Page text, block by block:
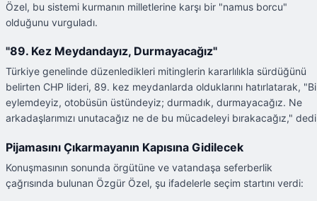
Özel, bu sistemi kurmanın milletlerine karşı bir "namus borcu"
olduğunu vurguladı.
"89. Kez Meydandayız, Durmayacağız"
Türkiye genelinde düzenledikleri mitinglerin kararlılıkla sürdüğünü
belirten CHP lideri, 89. kez meydanlarda olduklarını hatırlatarak,
eylemdeyiz, otobüsün üstündeyiz; durmadık, durmayacağız. Ne
arkadaşlarımızı unutacağız ne de bu mücadeleyi bırakacağız,"
Pijamasını Çıkarmayanın Kapısına Gidilecek
Konuşmasının sonunda örgütüne ve vatandaşa seferberlik
çağrısında bulunan Özgür Özel, şu ifadelerle seçim startını verdi: